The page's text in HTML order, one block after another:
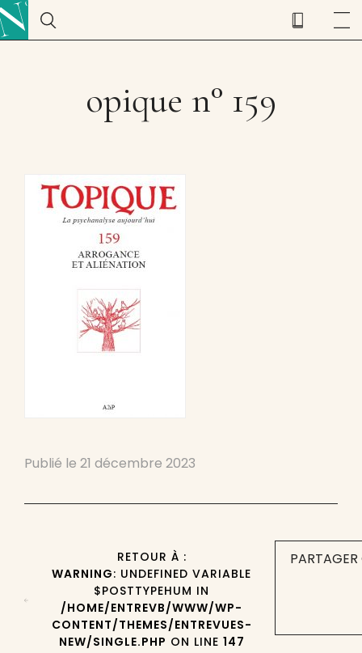
opique n° 159
Publié le 21 décembre 2023
RETOUR À :
WARNING: UNDEFINED VARIABLE
$POSTTYPEHUM IN
/HOME/ENTREVB/WWW/WP-
CONTENT/THEMES/ENTREVUES-
NEW/SINGLE.PHP ON LINE 147